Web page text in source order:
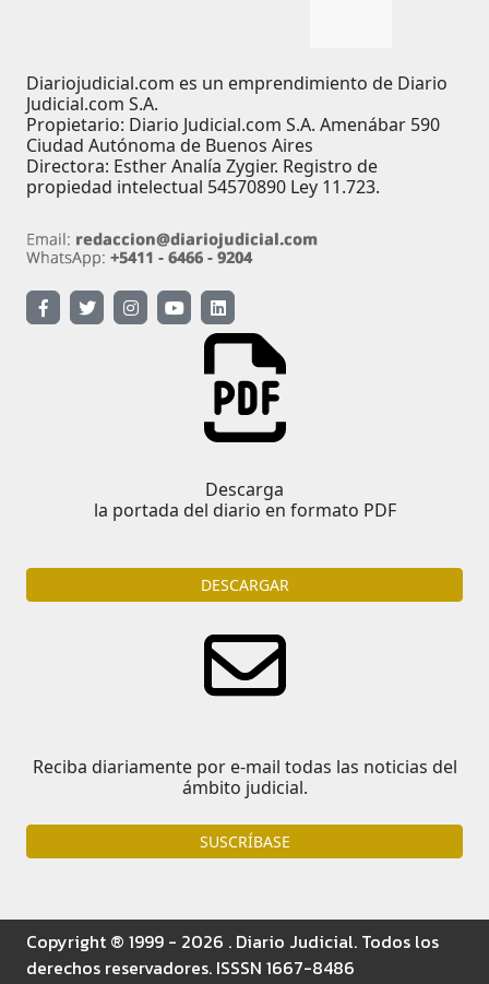
Diariojudicial.com es un emprendimiento de Diario
Judicial.com S.A.
Propietario: Diario Judicial.com S.A. Amenábar 590
Ciudad Autónoma de Buenos Aires
Directora: Esther Analía Zygier. Registro de
propiedad intelectual 54570890 Ley 11.723.
Descarga
la portada del diario en formato PDF
DESCARGAR
Reciba diariamente por e-mail todas las noticias del
ámbito judicial.
SUSCRÍBASE
Copyright ® 1999 - 2026 . Diario Judicial. Todos los
derechos reservadores. ISSSN 1667-8486